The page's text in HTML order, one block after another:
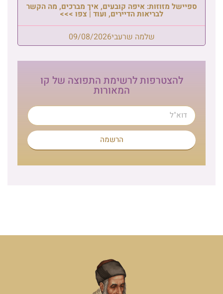
ספיישל מזוזות: איפה קובעים, איך מברכים, מה הקשר
לבריאות הדיירים, ועוד | צפו >>>
שלמה שרעבי09/08/2026
להצטרפות לרשימת התפוצה של קו
המאורות
הרשמה